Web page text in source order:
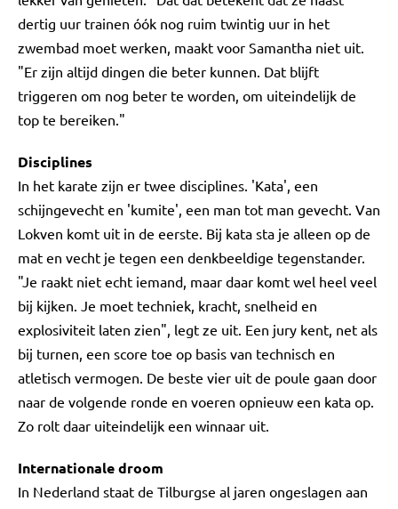
dertig uur trainen óók nog ruim twintig uur in het
zwembad moet werken, maakt voor Samantha niet uit.
"Er zijn altijd dingen die beter kunnen. Dat blijft
triggeren om nog beter te worden, om uiteindelijk de
top te bereiken."
Disciplines
In het karate zijn er twee disciplines. 'Kata', een
schijngevecht en 'kumite', een man tot man gevecht. Van
Lokven komt uit in de eerste. Bij kata sta je alleen op de
mat en vecht je tegen een denkbeeldige tegenstander.
"Je raakt niet echt iemand, maar daar komt wel heel veel
bij kijken. Je moet techniek, kracht, snelheid en
explosiviteit laten zien", legt ze uit. Een jury kent, net als
bij turnen, een score toe op basis van technisch en
atletisch vermogen. De beste vier uit de poule gaan door
naar de volgende ronde en voeren opnieuw een kata op.
Zo rolt daar uiteindelijk een winnaar uit.
Internationale droom
In Nederland staat de Tilburgse al jaren ongeslagen aan